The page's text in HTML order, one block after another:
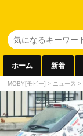
ホーム 新着
MOBY[モビー] > ニュース >